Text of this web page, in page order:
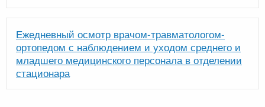
Ежедневный осмотр врачом-травматологом-
ортопедом с наблюдением и уходом среднего и
младшего медицинского персонала в отделении
стационара